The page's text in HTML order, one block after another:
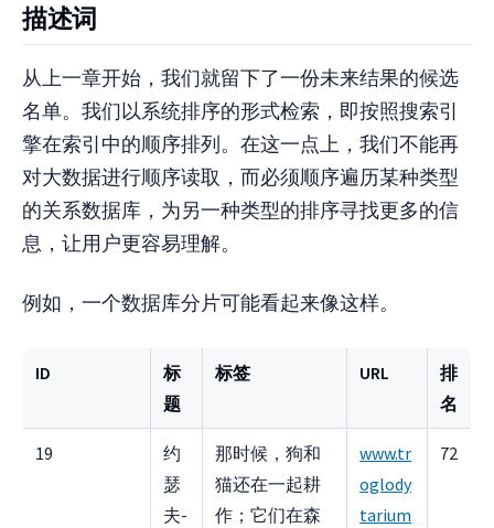
描述词
从上一章开始，我们就留下了一份未来结果的候选
名单。我们以系统排序的形式检索，即按照搜索引
擎在索引中的顺序排列。在这一点上，我们不能再
对大数据进行顺序读取，而必须顺序遍历某种类型
的关系数据库，为另一种类型的排序寻找更多的信
息，让用户更容易理解。
例如，一个数据库分片可能看起来像这样。
ID
标
题
标签 URL
排
名
19
约
瑟
夫-
那时候，狗和
猫还在一起耕
作；它们在森
www.tr
oglody
tarium
72